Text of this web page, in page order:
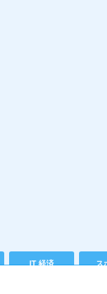
IT 経済 ス